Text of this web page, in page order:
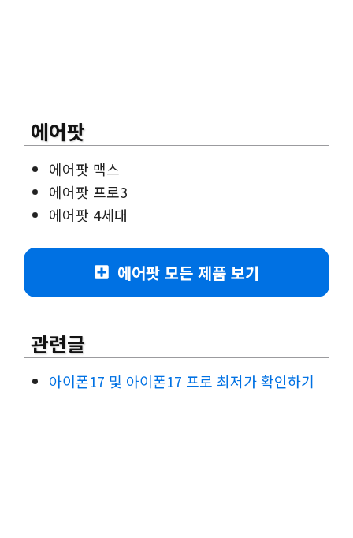
에어팟
에어팟 맥스
에어팟 프로3
에어팟 4세대
에어팟 모든 제품 보기
관련글
아이폰17 및 아이폰17 프로 최저가 확인하기